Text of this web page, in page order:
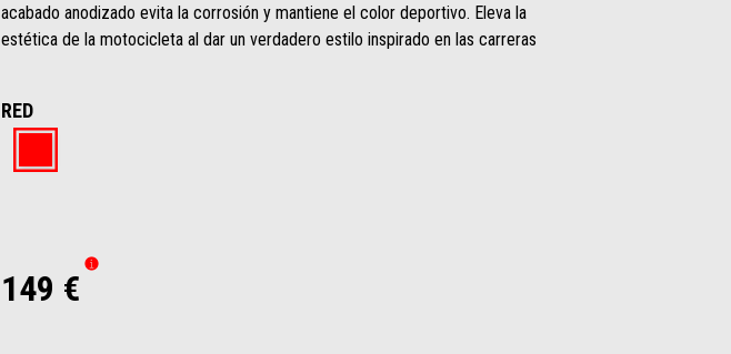
acabado anodizado evita la corrosión y mantiene el color deportivo. Eleva la
estética de la motocicleta al dar un verdadero estilo inspirado en las carreras
RED
149 €